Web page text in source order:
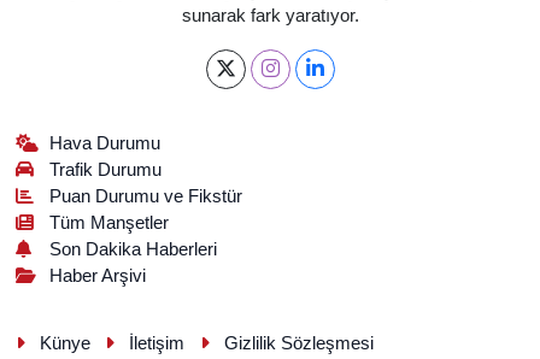
sunarak fark yaratıyor.
Hava Durumu
Trafik Durumu
Puan Durumu ve Fikstür
Tüm Manşetler
Son Dakika Haberleri
Haber Arşivi
Künye İletişim Gizlilik Sözleşmesi